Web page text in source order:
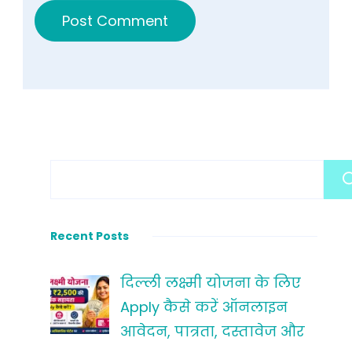
Recent Posts
दिल्ली लक्ष्मी योजना के लिए
Apply कैसे करें ऑनलाइन
आवेदन, पात्रता, दस्तावेज और